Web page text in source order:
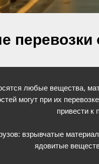
перевозки
любые вещества,
могут при их
привести к
взрывчатые
ядовитые